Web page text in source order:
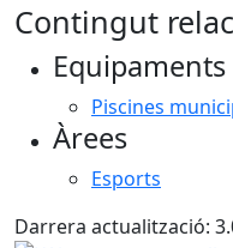
Contingut
Piscines
Àrees
Esports
Darrera actualització: